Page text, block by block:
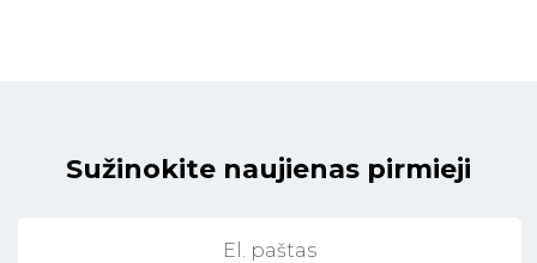
Sužinokite naujienas pirmieji